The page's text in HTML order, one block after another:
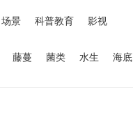
场景 科普教育 影视
藤蔓 菌类 水生 海底